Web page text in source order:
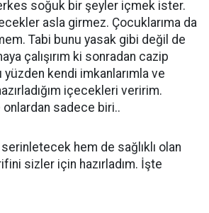
soğuk bir şeyler içmek ister.
asla girmez. Çocuklarıma da
Tabi bunu yasak gibi değil de
çalışırım ki sonradan cazip
kendi imkanlarımla ve
içecekleri veririm.
onlardan sadece biri..
hem de sağlıklı olan
sizler için hazırladım. İşte